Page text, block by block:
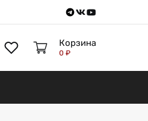
Telegram
VKontakte
Youtube
Личный кабинет
ИзбранноеКорзина
0 ₽